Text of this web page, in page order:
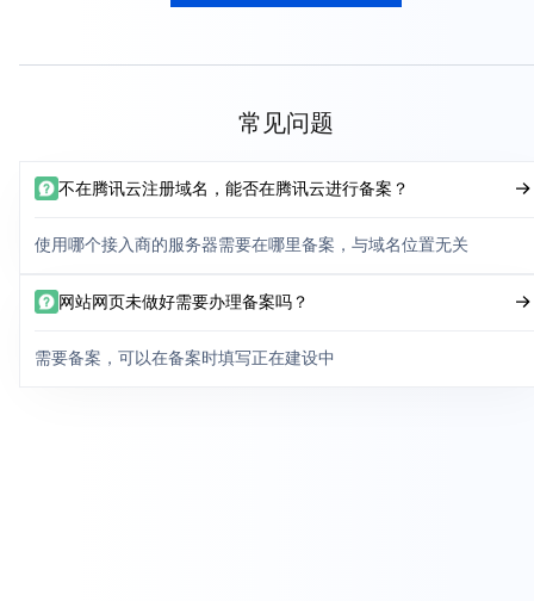
常见问题
不在腾讯云注册域名，能否在腾讯云进行备案？
使用哪个接入商的服务器需要在哪里备案，与域名位置无关
网站网页未做好需要办理备案吗？
需要备案，可以在备案时填写正在建设中